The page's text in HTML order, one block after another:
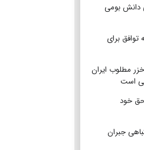
دانش بومی
برای
مطلوب ایران
است
خود
جبران